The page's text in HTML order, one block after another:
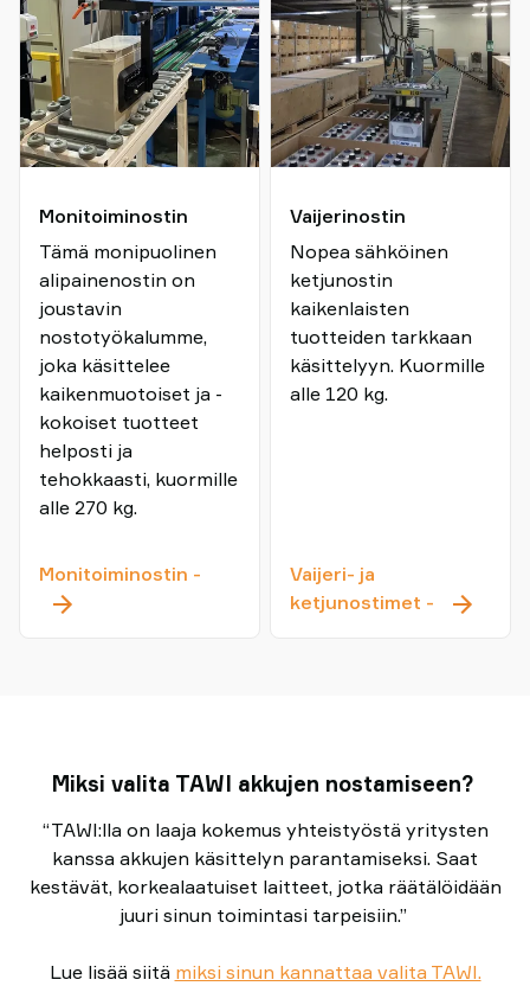
Monitoiminostin
Tämä monipuolinen
alipainenostin on
joustavin
nostotyökalumme,
joka käsittelee
kaikenmuotoiset ja -
kokoiset tuotteet
helposti ja
tehokkaasti, kuormille
alle 270 kg.
Monitoiminostin - Monitoiminostin
Vaijerinostin
Nopea sähköinen
ketjunostin
kaikenlaisten
tuotteiden tarkkaan
käsittelyyn. Kuormille
alle 120 kg.
Vaijeri- ja
ketjunostimet -
Miksi valita TAWI akkujen nostamiseen?
“TAWI:lla on laaja kokemus yhteistyöstä yritysten
kanssa akkujen käsittelyn parantamiseksi. Saat
kestävät, korkealaatuiset laitteet, jotka räätälöidään
juuri sinun toimintasi tarpeisiin.”
Lue lisää siitä miksi sinun kannattaa valita TAWI.